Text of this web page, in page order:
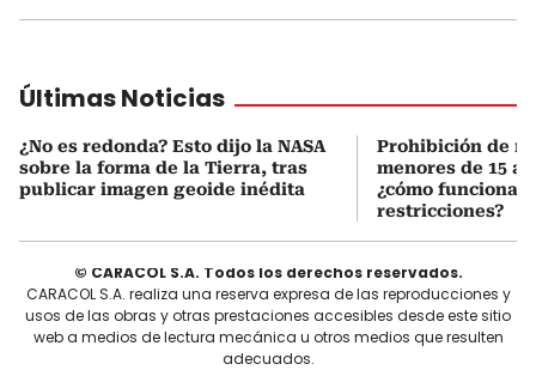
Últimas Noticias
¿No es redonda? Esto dijo la NASA
sobre la forma de la Tierra, tras
publicar imagen geoide inédita
Prohibición de
menores de 15
¿cómo funcionan
restricciones?
© CARACOL S.A. Todos los derechos reservados.
CARACOL S.A. realiza una reserva expresa de las reproducciones y
usos de las obras y otras prestaciones accesibles desde este sitio
web a medios de lectura mecánica u otros medios que resulten
adecuados.